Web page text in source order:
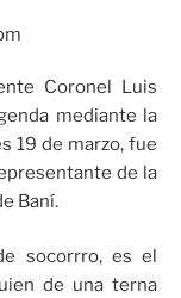
Coronel Luis
mediante la
19 de marzo, fue
de la
Baní.
socorrro, es el
de una terna